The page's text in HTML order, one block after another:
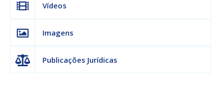
Vídeos
Imagens
Publicações Jurídicas